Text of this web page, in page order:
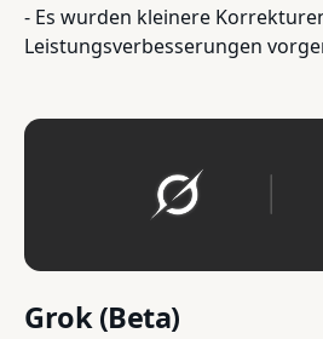
- Es wurden kleinere
Leistungsverbesserungen
Grok (Beta)